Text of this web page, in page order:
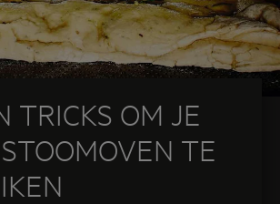
TRICKS OM JE
TE